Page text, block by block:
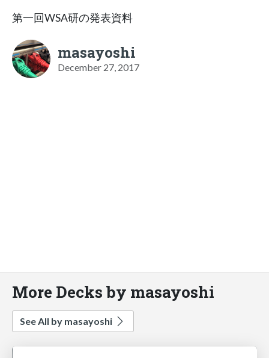
第一回WSA研の発表資料
masayoshi
December 27, 2017
More Decks by masayoshi
See All by masayoshi